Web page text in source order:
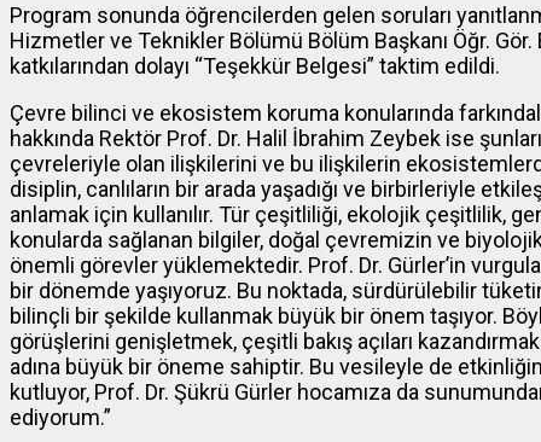
Program sonunda öğrencilerden gelen soruları
Hizmetler ve Teknikler Bölümü Bölüm Başkanı Öğr.
katkılarından dolayı “Teşekkür Belgesi” taktim edildi.
Çevre bilinci ve ekosistem koruma konularında
hakkında Rektör Prof. Dr. Halil İbrahim Zeybek ise
çevreleriyle olan ilişkilerini ve bu ilişkilerin
disiplin, canlıların bir arada yaşadığı ve birbirleriyle
anlamak için kullanılır. Tür çeşitliliği, ekolojik çeşitlilik,
konularda sağlanan bilgiler, doğal çevremizin ve
önemli görevler yüklemektedir. Prof. Dr. Gürler’in
bir dönemde yaşıyoruz. Bu noktada, sürdürülebilir
bilinçli bir şekilde kullanmak büyük bir önem taşıyor.
görüşlerini genişletmek, çeşitli bakış açıları
adına büyük bir öneme sahiptir. Bu vesileyle de
kutluyor, Prof. Dr. Şükrü Gürler hocamıza da
ediyorum.”